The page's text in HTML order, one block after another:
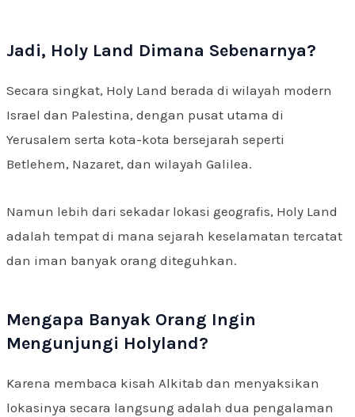
Jadi, Holy Land Dimana Sebenarnya?
Secara singkat, Holy Land berada di wilayah modern
Israel dan Palestina, dengan pusat utama di
Yerusalem serta kota-kota bersejarah seperti
Betlehem, Nazaret, dan wilayah Galilea.
Namun lebih dari sekadar lokasi geografis, Holy Land
adalah tempat di mana sejarah keselamatan tercatat
dan iman banyak orang diteguhkan.
Mengapa Banyak Orang Ingin
Mengunjungi Holyland?
Karena membaca kisah Alkitab dan menyaksikan
lokasinya secara langsung adalah dua pengalaman